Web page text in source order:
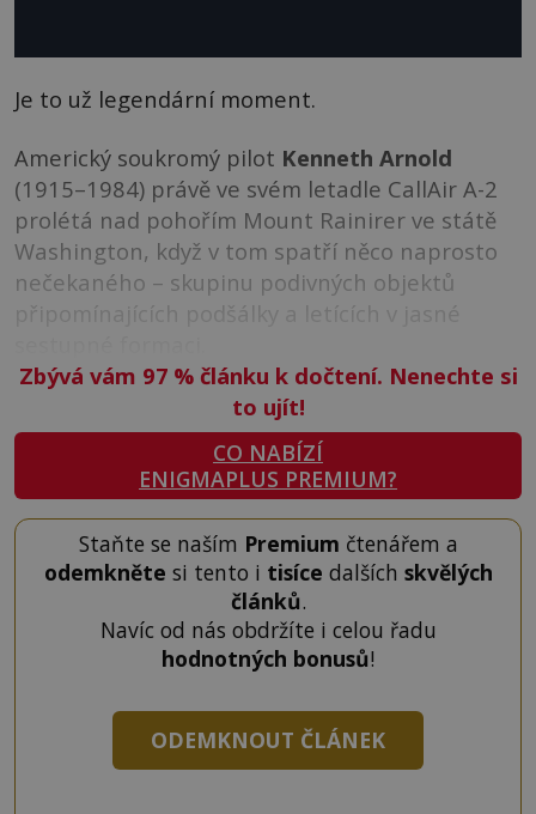
Je to už legendární moment.
Americký soukromý pilot Kenneth Arnold
(1915–1984) právě ve svém letadle CallAir A-2
prolétá nad pohořím Mount Rainirer ve státě
Washington, když v tom spatří něco naprosto
nečekaného – skupinu podivných objektů
připomínajících podšálky a letících v jasné
Zbývá vám 97 %článku k dočtení. Nenechte si
to ujít!
CO NABÍZÍ
ENIGMAPLUS PREMIUM?
Staňte se naším Premium čtenářem a
odemkněte si tento i tisíce dalších skvělých
článků.
Navíc od nás obdržíte i celou řadu
hodnotných bonusů!
ODEMKNOUT ČLÁNEK